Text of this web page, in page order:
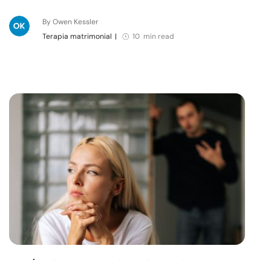
By Owen Kessler
Terapia matrimonial | 10 min read